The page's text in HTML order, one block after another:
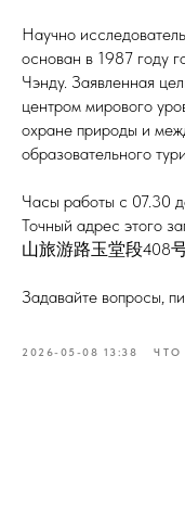
Научно
основан в 1987 году
Чэнду. Заявленная
центром мирового
охране природы и
образовательного
Часы работы с 07.30
Точный адрес этого
山旅游路玉堂段408
Задавайте вопросы,
2026-05-08 13:38 ЧТО